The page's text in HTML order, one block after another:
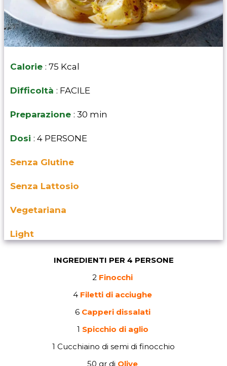
Calorie : 75 Kcal
Difficoltà : FACILE
Preparazione : 30 min
Dosi : 4 PERSONE
Senza Glutine
Senza Lattosio
Vegetariana
Light
INGREDIENTI PER 4 PERSONE
2 Finocchi
4 Filetti di acciughe
6 Capperi dissalati
1 Spicchio di aglio
1 Cucchiaino di semi di finocchio
50 gr di Olive